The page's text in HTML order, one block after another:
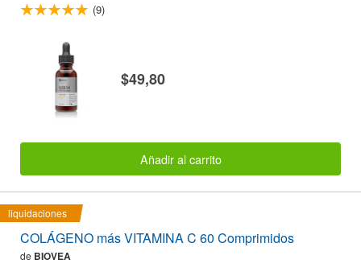
(9)
$49,80
Añadir al carrito
liquidaciones
COLÁGENO más VITAMINA C 60 Comprimidos
de BIOVEA